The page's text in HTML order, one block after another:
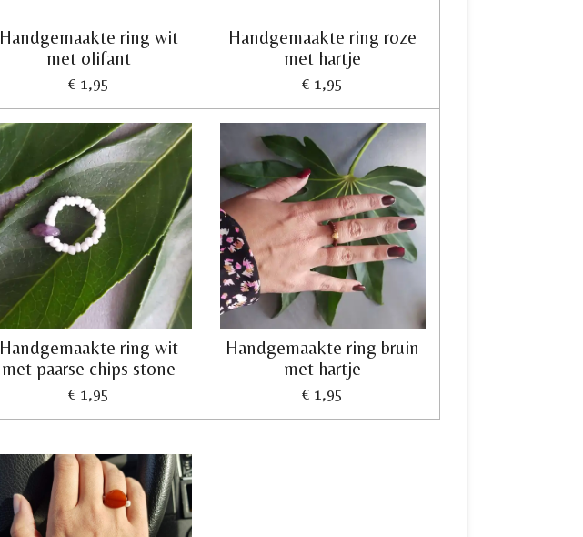
Handgemaakte ring wit
met olifant
€ 1,95
Handgemaakte ring roze
met hartje
€ 1,95
Handgemaakte ring wit
met paarse chips stone
€ 1,95
Handgemaakte ring bruin
met hartje
€ 1,95